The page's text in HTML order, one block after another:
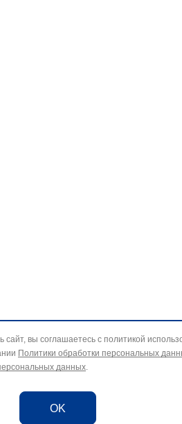
сайт, вы соглашаетесь с политикой
Политики обработки персональных
данных.
OK